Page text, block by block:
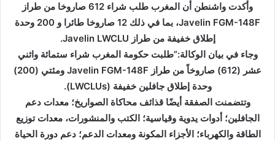
ك
و
ن
ي
ا
وأكدت واشنطن أن المغرب طلب شراء 612 صاروخا من طراز
Javelin FGM-148F، بما في ذلك 12 صاروخا طائرا و 200 وحدة
إطلاق خفيفة من طراز Javelin LWCLU.
‏وجاء في بيان الوكالة:”‏طلبت حكومة المغرب شراء ستمائة واثني
عشر (612) صاروخاً من طراز Javelin FGM-148F ومئتي (200)
وحدة إطلاق جافلين خفيفة (LWCLUs).
و‏تتضمنت الصفقة أيضًا قذائف محاكاة الصواريخ؛ معدات دعم
الجافلين؛ أدوات يدوية وقياسية؛ الكتب والمنشورات، معدات توزيع
الطاقة والكهرباء؛ الأجزاء المكونة ومعدات الدعم؛ دعم دورة الحياة